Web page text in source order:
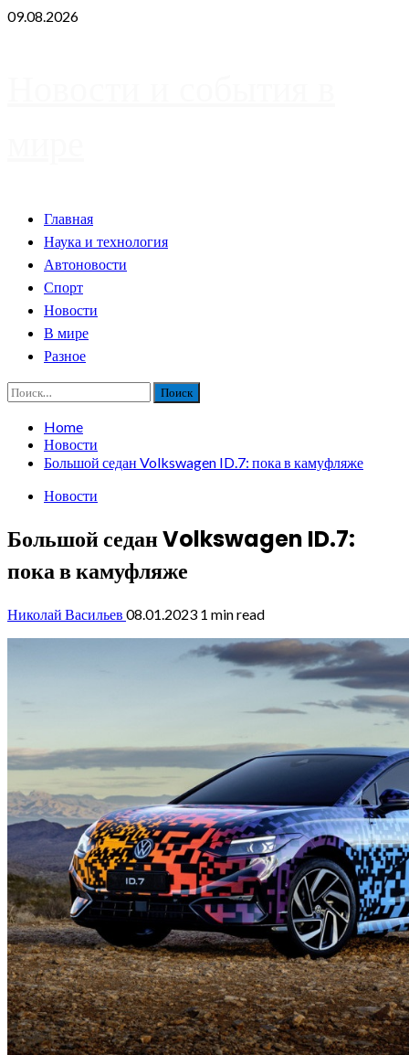
Skip
09.08.2026
PrimaryГлавная
Наука и технология
Автоновости
Спорт
Новости
В мире
Разное
Найти:
Home
Новости
Большой седан Volkswagen ID.7: пока в камуфляже
Новости
Большой седан Volkswagen ID.7:
пока в камуфляже
Николай Васильев 08.01.2023 1 min read